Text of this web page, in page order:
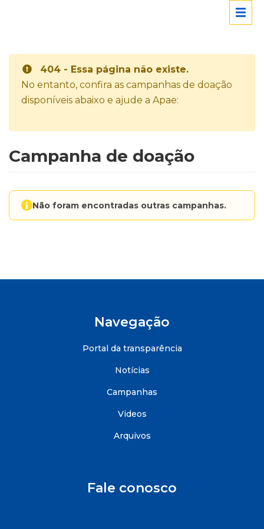
404 - Essa página não existe.
No entanto, confira as campanhas de doação
disponíveis abaixo e ajude a Apae:
Campanha de doação
Não foram encontradas outras campanhas.
Navegação
Portal da transparência
Notícias
Campanhas
Videos
Arquivos
Fale conosco